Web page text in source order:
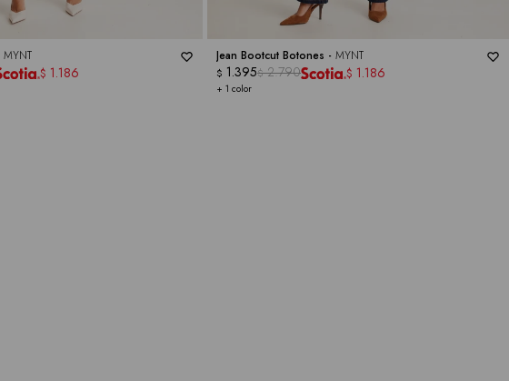
MYNT
$ 1.186
Jean Bootcut Botones - MYNT
+ 1 color
$ 1.395$ 2.790 $ 1.186